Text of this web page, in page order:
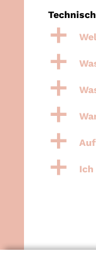
a
a
a
a
a
a Ich